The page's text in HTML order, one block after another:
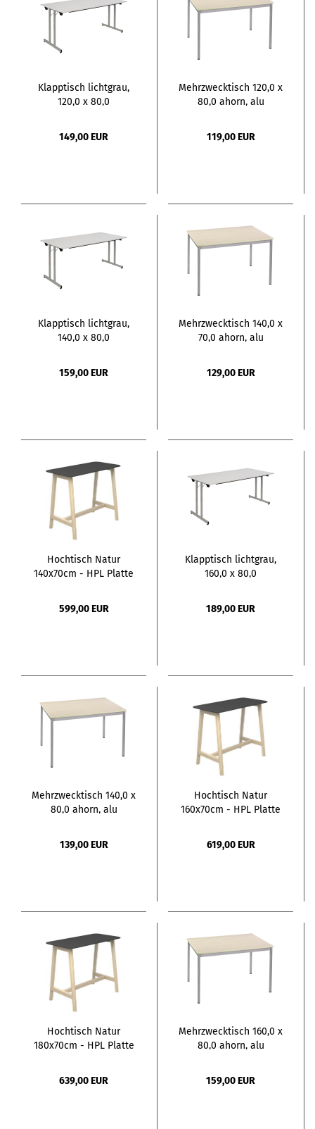
Klapptisch lichtgrau,
120,0 x 80,0
149,00 EUR
Mehrzwecktisch 120,0 x
80,0 ahorn, alu
119,00 EUR
Klapptisch lichtgrau,
140,0 x 80,0
159,00 EUR
Mehrzwecktisch 140,0 x
70,0 ahorn, alu
129,00 EUR
Hochtisch Natur
140x70cm - HPL Platte
599,00 EUR
Klapptisch lichtgrau,
160,0 x 80,0
189,00 EUR
Mehrzwecktisch 140,0 x
80,0 ahorn, alu
139,00 EUR
Hochtisch Natur
160x70cm - HPL Platte
619,00 EUR
Hochtisch Natur
180x70cm - HPL Platte
639,00 EUR
Mehrzwecktisch 160,0 x
80,0 ahorn, alu
159,00 EUR